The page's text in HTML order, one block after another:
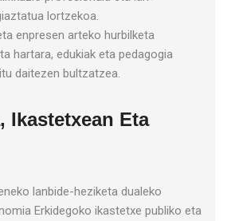
lortzekoa.
enpresen arteko hurbilketa
hartara, edukiak eta pedagogia
daitezen bultzatzea.
Ikastetxean Eta
lanbide-heziketa dualeko
Erkidegoko ikastetxe publiko eta